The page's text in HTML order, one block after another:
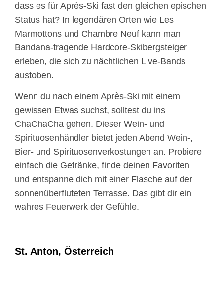
dass es für Après-Ski fast den gleichen epischen
Status hat? In legendären Orten wie Les
Marmottons und Chambre Neuf kann man
Bandana-tragende Hardcore-Skibergsteiger
erleben, die sich zu nächtlichen Live-Bands
austoben.
Wenn du nach einem Après-Ski mit einem
gewissen Etwas suchst, solltest du ins
ChaChaCha gehen. Dieser Wein- und
Spirituosenhändler bietet jeden Abend Wein-,
Bier- und Spirituosenverkostungen an. Probiere
einfach die Getränke, finde deinen Favoriten
und entspanne dich mit einer Flasche auf der
sonnenüberfluteten Terrasse. Das gibt dir ein
wahres Feuerwerk der Gefühle.
St. Anton, Österreich